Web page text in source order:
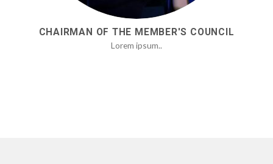
CHAIRMAN OF THE MEMBER'S COUNCIL
Lorem ipsum..